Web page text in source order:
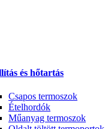
és hőtartás
Csapos termoszok
Ételhordók
Műanyag termoszok